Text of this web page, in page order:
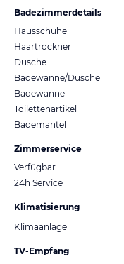
Badezimmerdetails
Hausschuhe
Haartrockner
Dusche
Badewanne/Dusche
Badewanne
Toilettenartikel
Bademantel
Zimmerservice
Verfügbar
24h Service
Klimatisierung
Klimaanlage
TV-Empfang